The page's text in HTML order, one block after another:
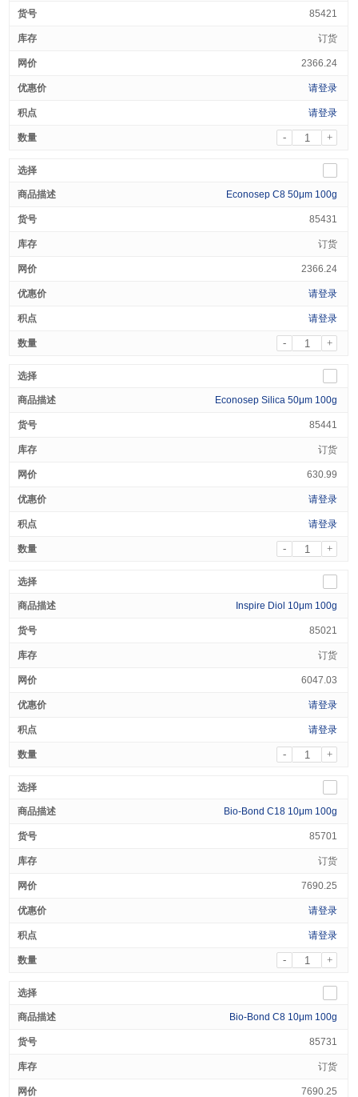
85421
订货
2366.24
请登录
请登录
- +
Econosep C8 50μm 100g
85431
订货
2366.24
请登录
请登录
- +
Econosep Silica 50μm 100g
85441
订货
630.99
请登录
请登录
- +
Inspire Diol 10μm 100g
85021
订货
6047.03
请登录
请登录
- +
Bio-Bond C18 10μm 100g
85701
订货
7690.25
请登录
请登录
- +
Bio-Bond C8 10μm 100g
85731
订货
7690.25